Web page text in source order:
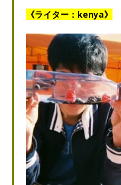
《ライター：kenya》